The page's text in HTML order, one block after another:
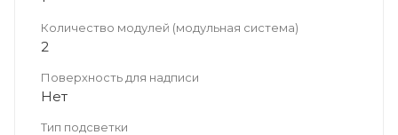
Количество модулей (модульная система)
2
Поверхность для надписи
Нет
Тип подсветки